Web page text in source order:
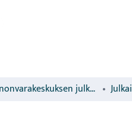
Luonnonvarakeskuksen julkaisut